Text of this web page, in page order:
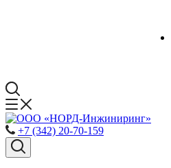
+7 (342) 20-70-159